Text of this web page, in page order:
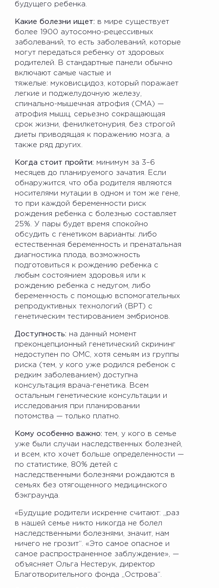
будущего ребенка.
Какие болезни ищет: в мире существует
более 1900 аутосомно-рецессивных
заболеваний, то есть заболеваний, которые
могут передаться ребенку от здоровых
родителей. В стандартные панели обычно
включают самые частые и
тяжелые: муковисцидоз, который поражает
легкие и поджелудочную железу,
спинально-мышечная атрофия (СМА) —
атрофия мышц, серьезно сокращающая
срок жизни, фенилкетонурия, без строгой
диеты приводящая к поражению мозга, а
также ряд других.
Когда стоит пройти: минимум за 3–6
месяцев до планируемого зачатия. Если
обнаружится, что оба родителя являются
носителями мутации в одном и том же гене,
то при каждой беременности риск
рождения ребенка с болезнью составляет
25%. У пары будет время спокойно
обсудить с генетиком варианты: либо
естественная беременность и пренатальная
диагностика плода, возможность
подготовиться к рождению ребенка с
любым состоянием здоровья или к
рождению ребенка с недугом, либо
беременность с помощью вспомогательных
репродуктивных технологий (ВРТ) с
генетическим тестированием эмбрионов.
Доступность: на данный момент
преконцепционный генетический скрининг
недоступен по ОМС, хотя семьям из группы
риска (тем, у кого уже родился ребенок с
редким заболеванием) доступна
консультация врача-генетика. Всем
остальным генетические консультации и
исследования при планировании
потомства — только платно.
Кому особенно важно: тем, у кого в семье
уже были случаи наследственных болезней,
и всем, кто хочет больше определенности —
по статистике, 80% детей с
наследственными болезнями рождаются в
семьях без отягощенного медицинского
бэкграунда.
«Будущие родители искренне считают: „раз
в нашей семье никто никогда не болел
наследственными болезнями, значит, нам
ничего не грозит“. «Это самое опасное и
самое распространенное заблуждение», —
объясняет Ольга Нестерук, директор
Благотворительного фонда „Острова“.